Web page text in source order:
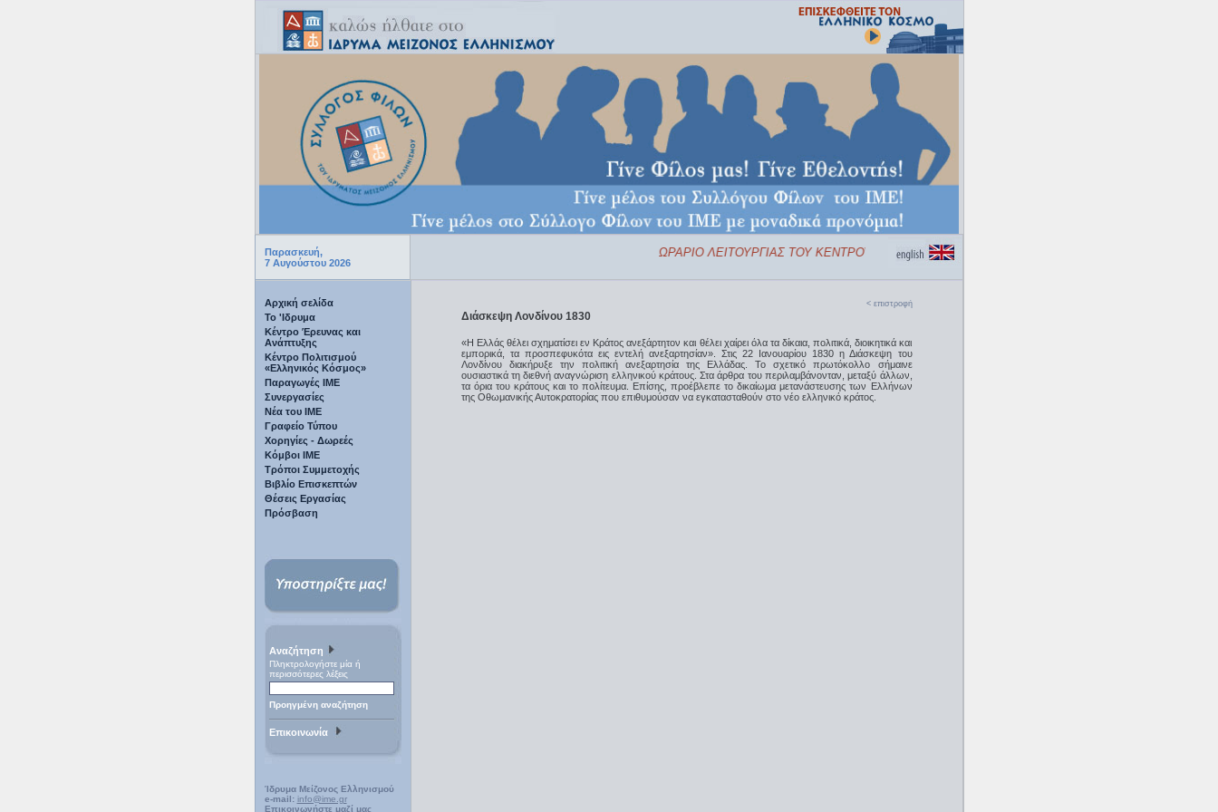
Παρασκευή,
7 Αυγούστου 2026
ΩΡΑΡΙΟ ΛΕΙΤΟΥΡΓΙΑΣ ΤΟΥ ΚΕΝΤΡΟΥ ΠΟΛΙΤΙΣΜΟΥ «ΕΛΛΗΝΙΚΟΣ ΚΟΣΜΟΣ»
Αρχική σελίδα
Το 'Ιδρυμα
Κέντρο Έρευνας και
Ανάπτυξης
Κέντρο Πολιτισμού
«Ελληνικός Κόσμος»
Παραγωγές IME
Συνεργασίες
Νέα του ΙΜΕ
Γραφείο Τύπου
Χορηγίες - Δωρεές
Κόμβοι ΙΜΕ
Τρόποι Συμμετοχής
Βιβλίο Επισκεπτών
Θέσεις Εργασίας
Πρόσβαση
Αναζήτηση
Πληκτρολογήστε μία ή
περισσότερες λέξεις
Προηγμένη αναζήτηση
Επικοινωνία
Ίδρυμα Μείζονος Ελληνισμού
e-mail: info@ime.gr
Επικοινωνήστε μαζί μας
< επιστροφή
Διάσκεψη Λονδίνου 1830
«Η Ελλάς θέλει σχηματίσει εν Κράτος ανεξάρτητον και θέλει χαίρει όλα τα δίκαια, πολιτικά, διοικητικά και
εμπορικά, τα προσπεφυκότα εις εντελή ανεξαρτησίαν». Στις 22 Ιανουαρίου 1830 η Διάσκεψη του
Λονδίνου διακήρυξε την πολιτική ανεξαρτησία της Ελλάδας. Το σχετικό πρωτόκολλο σήμαινε
ουσιαστικά τη διεθνή αναγνώριση ελληνικού κράτους. Στα άρθρα του περιλαμβάνονταν, μεταξύ άλλων,
τα όρια του κράτους και το πολίτευμα. Επίσης, προέβλεπε το δικαίωμα μετανάστευσης των Ελλήνων
της Οθωμανικής Αυτοκρατορίας που επιθυμούσαν να εγκατασταθούν στο νέο ελληνικό κράτος.